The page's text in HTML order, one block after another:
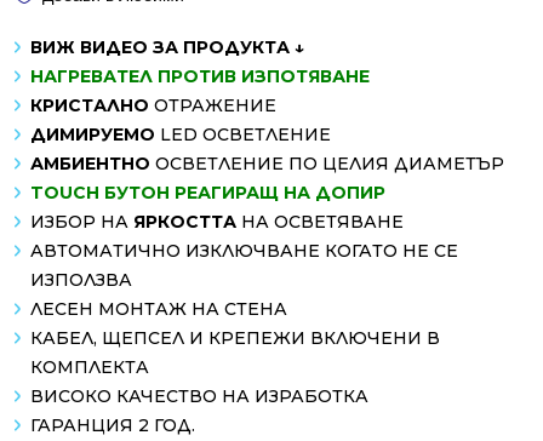
ВИЖ ВИДЕО ЗА ПРОДУКТА ↓
НАГРЕВАТЕЛ ПРОТИВ ИЗПОТЯВАНЕ
КРИСТАЛНО ОТРАЖЕНИЕ
ДИМИРУЕМО LED ОСВЕТЛЕНИЕ
АМБИЕНТНО ОСВЕТЛЕНИЕ ПО ЦЕЛИЯ ДИАМЕТЪР
TOUCH БУТОН РЕАГИРАЩ НА ДОПИР
ИЗБОР НА ЯРКОСТТА НА ОСВЕТЯВАНЕ
АВТОМАТИЧНО ИЗКЛЮЧВАНЕ КОГАТО НЕ СЕ
ИЗПОЛЗВА
ЛЕСЕН МОНТАЖ НА СТЕНА
КАБЕЛ, ЩЕПСЕЛ И КРЕПЕЖИ ВКЛЮЧЕНИ В
КОМПЛЕКТА
ВИСОКО КАЧЕСТВО НА ИЗРАБОТКА
ГАРАНЦИЯ 2 ГОД.